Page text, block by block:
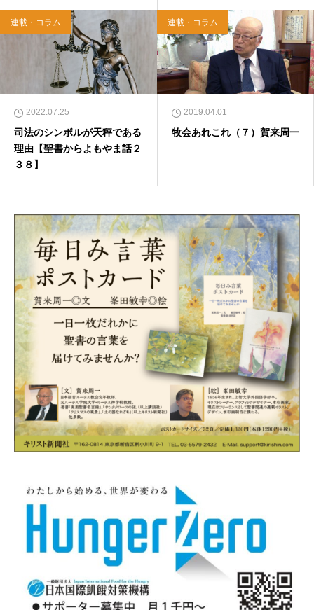
連載・コラム
2022.07.25
司法のシンボルが天秤である
理由【聖書からよもやま話２
３８】
連載・コラム
2019.04.01
牧会あれこれ（７）賀来周一